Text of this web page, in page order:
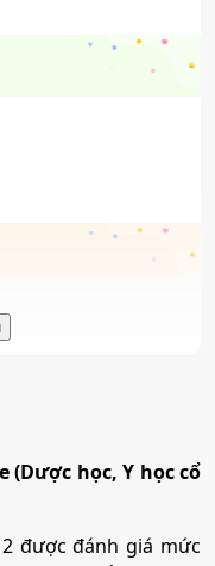
học, Y học cổ
được đánh giá mức